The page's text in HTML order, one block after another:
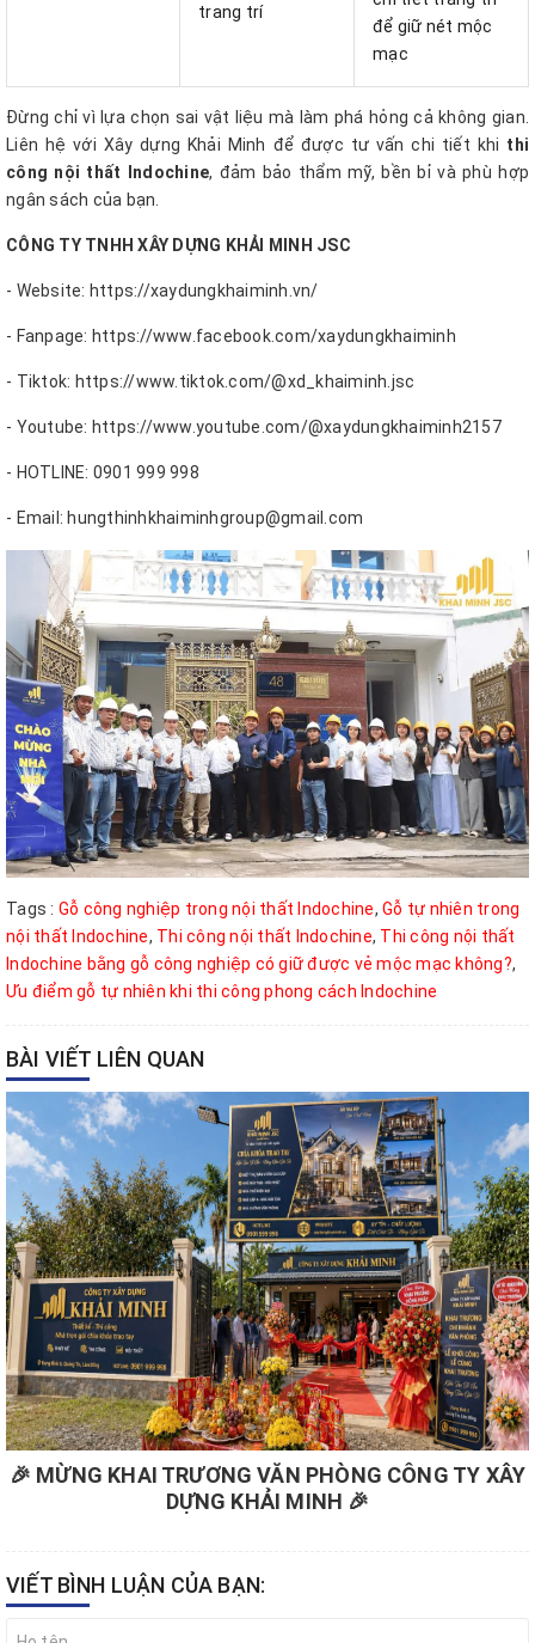
trang trí
để giữ nét mộc
mạc
Đừng chỉ vì lựa chọn sai vật liệu mà làm phá hỏng cả không gian.
Liên hệ với Xây dựng Khải Minh để được tư vấn chi tiết khi thi
công nội thất Indochine, đảm bảo thẩm mỹ, bền bỉ và phù hợp
ngân sách của bạn.
CÔNG TY TNHH XÂY DỰNG KHẢI MINH JSC
- Website: https://xaydungkhaiminh.vn/
- Fanpage: https://www.facebook.com/xaydungkhaiminh
- Tiktok: https://www.tiktok.com/@xd_khaiminh.jsc
- Youtube: https://www.youtube.com/@xaydungkhaiminh2157
- HOTLINE: 0901 999 998
- Email: hungthinhkhaiminhgroup@gmail.com
Tags : Gỗ công nghiệp trong nội thất Indochine, Gỗ tự nhiên trong
nội thất Indochine, Thi công nội thất Indochine, Thi công nội thất
Indochine bằng gỗ công nghiệp có giữ được vẻ mộc mạc không?,
Ưu điểm gỗ tự nhiên khi thi công phong cách Indochine
BÀI VIẾT LIÊN QUAN
🎉 MỪNG KHAI TRƯƠNG VĂN PHÒNG CÔNG TY XÂY
DỰNG KHẢI MINH 🎉
VIẾT BÌNH LUẬN CỦA BẠN: